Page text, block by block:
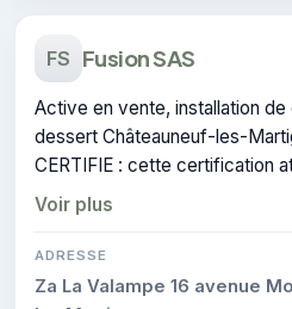
FS Fusion SAS
Active en vente, installation de
dessert Châteauneuf-les-
CERTIFIE : cette certification
l'entreprise.
Voir plus
ADRESSE
Za La Valampe 16 avenue